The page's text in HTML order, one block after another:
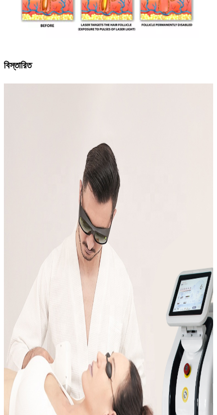
বিস্তারিত